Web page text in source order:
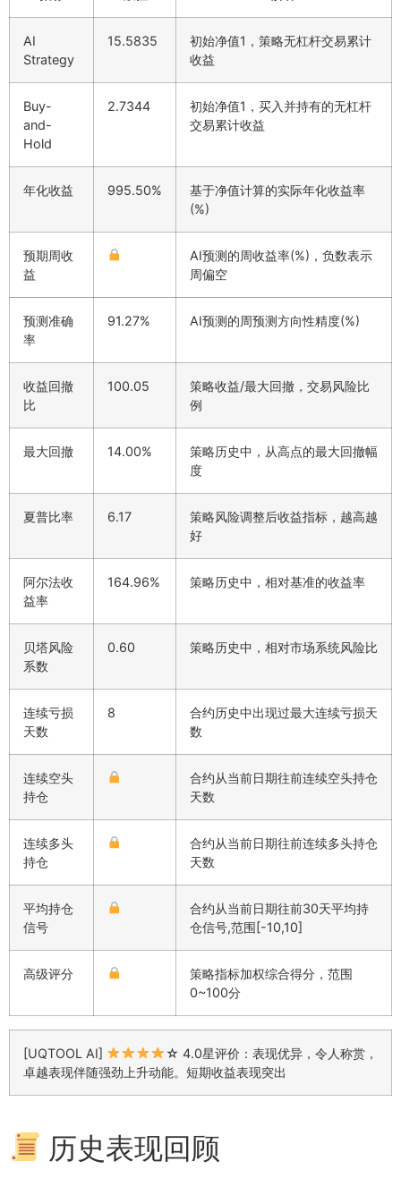
AI
Strategy
15.5835
初始净值1，策略无杠杆交易累计
收益
Buy-
and-
Hold
2.7344
初始净值1，买入并持有的无杠杆
交易累计收益
年化收益 995.50%
基于净值计算的实际年化收益率
(%)
预期周收
益
AI预测的周收益率(%)，负数表示
周偏空
预测准确
率
91.27% AI预测的周预测方向性精度(%)
收益回撤
比
100.05
策略收益/最大回撤，交易风险比
例
最大回撤 14.00%
策略历史中，从高点的最大回撤幅
度
夏普比率 6.17
策略风险调整后收益指标，越高越
好
阿尔法收
益率
164.96% 策略历史中，相对基准的收益率
贝塔风险
系数
0.60 策略历史中，相对市场系统风险比
连续亏损
天数
8
合约历史中出现过最大连续亏损天
数
连续空头
持仓
合约从当前日期往前连续空头持仓
天数
连续多头
持仓
合约从当前日期往前连续多头持仓
天数
平均持仓
信号
合约从当前日期往前30天平均持
仓信号,范围[-10,10]
高级评分
策略指标加权综合得分，范围
0~100分
[UQTOOL AI]
☆ 4.0星评价：表现优异，令人称赏，
卓越表现伴随强劲上升动能。短期收益表现突出
历史表现回顾